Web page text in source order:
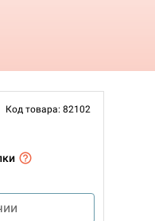
Код товара: 82102